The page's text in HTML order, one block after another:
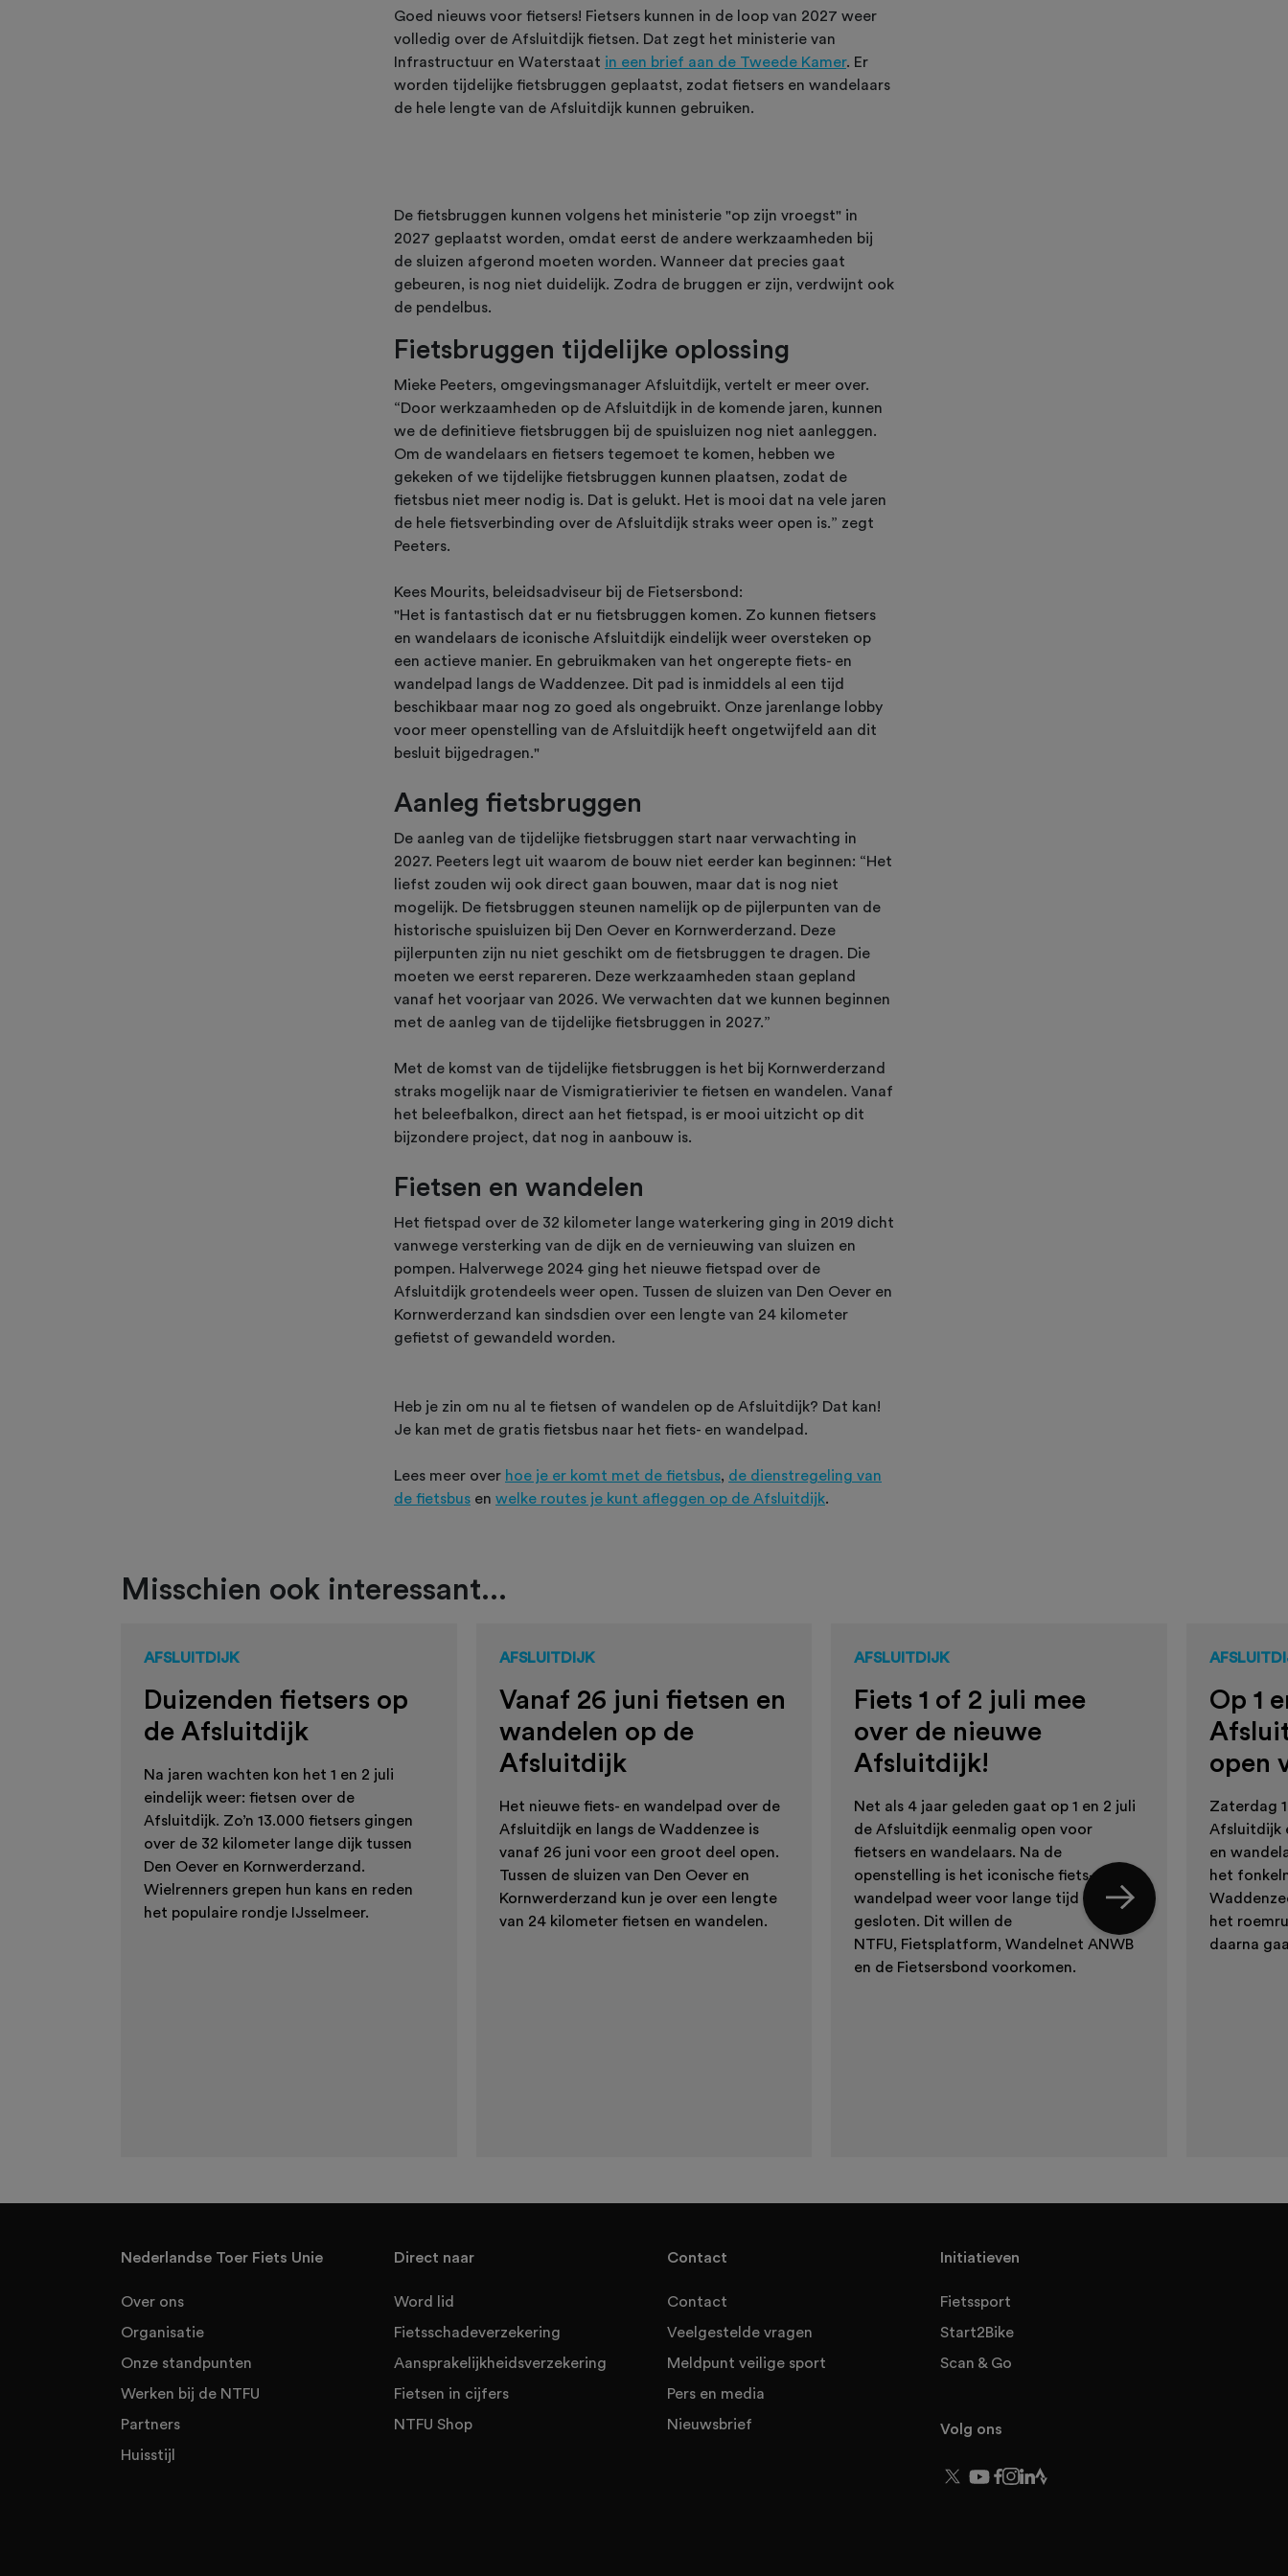
Goed nieuws voor fietsers! Fietsers kunnen in de loop van 2027 weer
volledig over de Afsluitdijk fietsen. Dat zegt het ministerie van
Infrastructuur en Waterstaat in een brief aan de Tweede Kamer. Er
worden tijdelijke fietsbruggen geplaatst, zodat fietsers en wandelaars
de hele lengte van de Afsluitdijk kunnen gebruiken.
De fietsbruggen kunnen volgens het ministerie "op zijn vroegst" in
2027 geplaatst worden, omdat eerst de andere werkzaamheden bij
de sluizen afgerond moeten worden. Wanneer dat precies gaat
gebeuren, is nog niet duidelijk. Zodra de bruggen er zijn, verdwijnt ook
de pendelbus.
Fietsbruggen tijdelijke oplossing
Mieke Peeters, omgevingsmanager Afsluitdijk, vertelt er meer over.
“Door werkzaamheden op de Afsluitdijk in de komende jaren, kunnen
we de definitieve fietsbruggen bij de spuisluizen nog niet aanleggen.
Om de wandelaars en fietsers tegemoet te komen, hebben we
gekeken of we tijdelijke fietsbruggen kunnen plaatsen, zodat de
fietsbus niet meer nodig is. Dat is gelukt. Het is mooi dat na vele jaren
de hele fietsverbinding over de Afsluitdijk straks weer open is.” zegt
Peeters.
Kees Mourits, beleidsadviseur bij de Fietsersbond:
"Het is fantastisch dat er nu fietsbruggen komen. Zo kunnen fietsers
en wandelaars de iconische Afsluitdijk eindelijk weer oversteken op
een actieve manier. En gebruikmaken van het ongerepte fiets- en
wandelpad langs de Waddenzee. Dit pad is inmiddels al een tijd
beschikbaar maar nog zo goed als ongebruikt. Onze jarenlange lobby
voor meer openstelling van de Afsluitdijk heeft ongetwijfeld aan dit
besluit bijgedragen."
Aanleg fietsbruggen
De aanleg van de tijdelijke fietsbruggen start naar verwachting in
2027. Peeters legt uit waarom de bouw niet eerder kan beginnen: “Het
liefst zouden wij ook direct gaan bouwen, maar dat is nog niet
mogelijk. De fietsbruggen steunen namelijk op de pijlerpunten van de
historische spuisluizen bij Den Oever en Kornwerderzand. Deze
pijlerpunten zijn nu niet geschikt om de fietsbruggen te dragen. Die
moeten we eerst repareren. Deze werkzaamheden staan gepland
vanaf het voorjaar van 2026. We verwachten dat we kunnen beginnen
met de aanleg van de tijdelijke fietsbruggen in 2027.”
Met de komst van de tijdelijke fietsbruggen is het bij Kornwerderzand
straks mogelijk naar de Vismigratierivier te fietsen en wandelen. Vanaf
het beleefbalkon, direct aan het fietspad, is er mooi uitzicht op dit
bijzondere project, dat nog in aanbouw is.
Fietsen en wandelen
Het fietspad over de 32 kilometer lange waterkering ging in 2019 dicht
vanwege versterking van de dijk en de vernieuwing van sluizen en
pompen. Halverwege 2024 ging het nieuwe fietspad over de
Afsluitdijk grotendeels weer open. Tussen de sluizen van Den Oever en
Kornwerderzand kan sindsdien over een lengte van 24 kilometer
gefietst of gewandeld worden.
Heb je zin om nu al te fietsen of wandelen op de Afsluitdijk? Dat kan!
Je kan met de gratis fietsbus naar het fiets- en wandelpad.
Lees meer over hoe je er komt met de fietsbus, de dienstregeling van
de fietsbus en welke routes je kunt afleggen op de Afsluitdijk.
Misschien ook interessant...
AFSLUITDIJK
Duizenden fietsers op
de Afsluitdijk
Na jaren wachten kon het 1 en 2 juli
eindelijk weer: fietsen over de
Afsluitdijk. Zo’n 13.000 fietsers gingen
over de 32 kilometer lange dijk tussen
Den Oever en Kornwerderzand.
Wielrenners grepen hun kans en reden
het populaire rondje IJsselmeer.
AFSLUITDIJK
Vanaf 26 juni fietsen en
wandelen op de
Afsluitdijk
Het nieuwe fiets- en wandelpad over de
Afsluitdijk en langs de Waddenzee is
vanaf 26 juni voor een groot deel open.
Tussen de sluizen van Den Oever en
Kornwerderzand kun je over een lengte
van 24 kilometer fietsen en wandelen.
AFSLUITDIJK
Fiets 1 of 2 juli mee
over de nieuwe
Afsluitdijk!
Net als 4 jaar geleden gaat op 1 en 2 juli
de Afsluitdijk eenmalig open voor
fietsers en wandelaars. Na de
openstelling is het iconische fiets- en
wandelpad weer voor lange tijd
gesloten. Dit willen de
NTFU, Fietsplatform, Wandelnet ANWB
en de Fietsersbond voorkomen.
Op 1
open
Zaterdag
Afsluitdijk
en
het
het
daarna
Nederlandse Toer Fiets Unie
Over ons
Organisatie
Onze standpunten
Werken bij de NTFU
Partners
Huisstijl
Direct naar
Word lid
Fietsschadeverzekering
Aansprakelijkheidsverzekering
Fietsen in cijfers
NTFU Shop
Contact
Contact
Veelgestelde vragen
Meldpunt veilige sport
Pers en media
Nieuwsbrief
Initiatieven
Fietssport
Start2Bike
Scan & Go
Volg ons